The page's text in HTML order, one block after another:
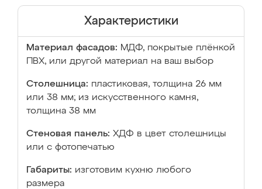
Характеристики
Материал фасадов: МДФ, покрытые плёнкой
ПВХ, или другой материал на ваш выбор
Столешница: пластиковая, толщина 26 мм
или 38 мм; из искусственного камня,
толщина 38 мм
Стеновая панель: ХДФ в цвет столешницы
или с фотопечатью
Габариты: изготовим кухню любого
размера